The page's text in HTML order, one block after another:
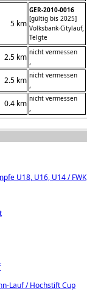
5 km
GER-2010-0016
[gültig bis 2025]
Volksbank-Citylauf,
Telgte
2.5 km nicht vermessen
,
2.5 km nicht vermessen
,
0.4 km nicht vermessen
,
U18, U16, U14 / FWK
Lauf / Hochstift Cup